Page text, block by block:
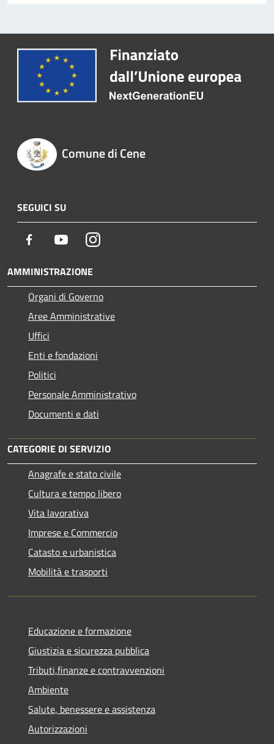
Comune di Cene
SEGUICI SU
Facebook YoutubeInstagram
AMMINISTRAZIONE
Organi di Governo
Aree Amministrative
Uffici
Enti e fondazioni
Politici
Personale Amministrativo
Documenti e dati
CATEGORIE DI SERVIZIO
Anagrafe e stato civile
Cultura e tempo libero
Vita lavorativa
Imprese e Commercio
Catasto e urbanistica
Mobilità e trasporti
Educazione e formazione
Giustizia e sicurezza pubblica
Tributi,finanze e contravvenzioni
Ambiente
Salute, benessere e assistenza
Autorizzazioni